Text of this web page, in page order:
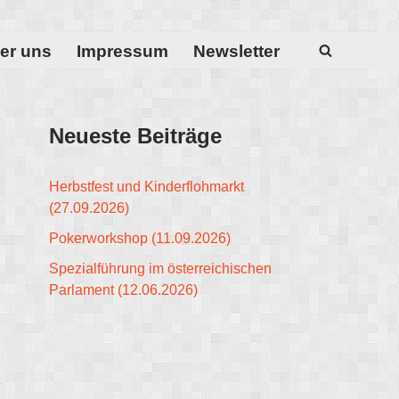
uns Impressum Newsletter
Neueste Beiträge
Herbstfest und Kinderflohmarkt
(27.09.2026)
Pokerworkshop (11.09.2026)
Spezialführung im österreichischen
Parlament (12.06.2026)